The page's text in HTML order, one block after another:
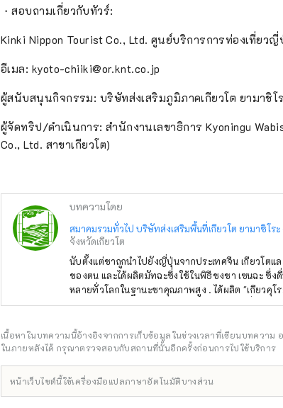
・สอบถามเกี่ยวกับทัวร์:
Kinki Nippon Tourist Co., Ltd. ศูนย์บริการการท่องเที่ยว
อีเมล: kyoto-chiiki@or.knt.co.jp
ผู้สนับสนุนกิจกรรม: บริษัทส่งเสริมภูมิภาคเกียวโต ยามาชิโร
ผู้จัดทริป/ดำเนินการ: สำนักงานเลขาธิการ Kyoningu
Co., Ltd. สาขาเกียวโต)
บทความโดย
สมาคมรวมทั่วไป บริษัทส่งเสริมพื้นที่เกียวโต ยามาชิโร
จังหวัดเกียวโต
นับตั้งแต่ชาถูกนำไปยังญี่ปุ่นจากประเทศจีน เกียวโตแ
ของตน และได้ผลิตมัทฉะซึ่งใช้ในพิธีชงชา เซนฉะ ซึ่
หลายทั่วโลกในฐานะชาคุณภาพสูง . ได้ผลิต "เกียวคุ
หลากหลายชนิดมาเป็นเวลาประมาณ 800 ปี ซึ่งเป็
ที่ตัวอย่างที่เป็นตัวแทน เช่น ไร่ชาที่มีเอกลักษณ์และส
จนถึงปัจจุบันพร้อมทั้งรักษาทิวทัศน์ของการพัฒนาแต่
เนื้อหาในบทความนี้อ้างอิงจากการเก็บข้อมูลในช่วงเวลาที่เขียนบทควา
ในภายหลังได้ กรุณาตรวจสอบกับสถานที่นั้นอีกครั้งก่อนการไปใช้บริการ
หน้าเว็บไซต์นี้ใช้เครื่องมือแปลภาษาอัตโนมัติบางส่วน